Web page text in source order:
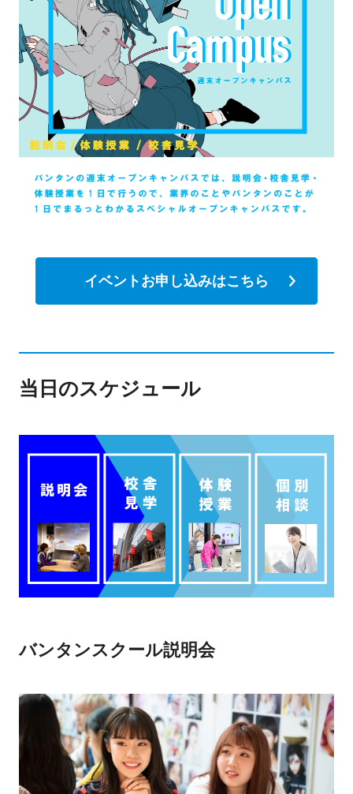
イベントお申し込みはこちら
当日のスケジュール
バンタンスクール説明会